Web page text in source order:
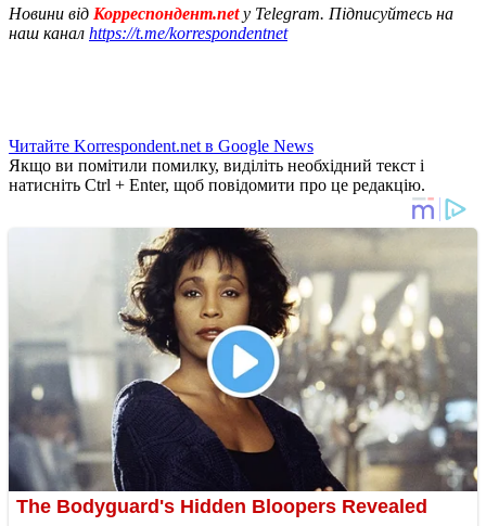
Новини від Корреспондент.netу Telegram. Підписуйтесь на
наш канал https://t.me/korrespondentnet
Читайте Korrespondent.net в Google News
Якщо ви помітили помилку, виділіть необхідний текст і
натисніть Ctrl + Enter, щоб повідомити про це редакцію.